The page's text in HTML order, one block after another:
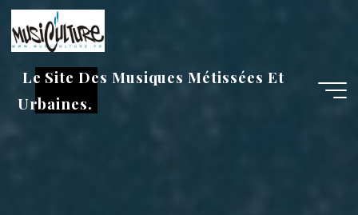
Aller
au
contenu
Le Site Des Musiques Métissées Et
Urbaines.